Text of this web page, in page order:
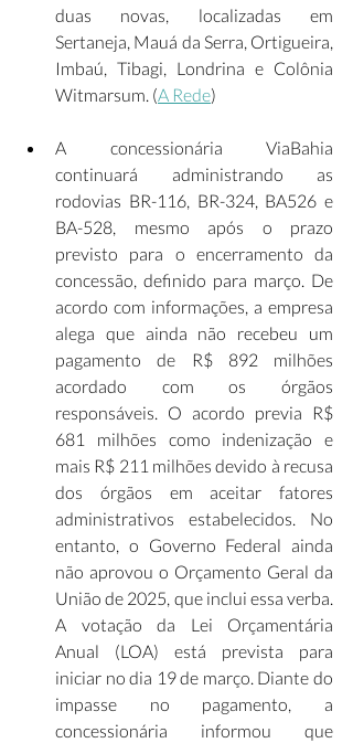
duas novas, localizadas em
Sertaneja, Mauá da Serra, Ortigueira,
Imbaú, Tibagi, Londrina e Colônia
Witmarsum. (A Rede)
A concessionária ViaBahia
continuará administrando as
rodovias BR-116, BR-324, BA526 e
BA-528, mesmo após o prazo
previsto para o encerramento da
concessão, definido para março. De
acordo com informações, a empresa
alega que ainda não recebeu um
pagamento de R$ 892 milhões
acordado com os órgãos
responsáveis. O acordo previa R$
681 milhões como indenização e
mais R$ 211 milhões devido à recusa
dos órgãos em aceitar fatores
administrativos estabelecidos. No
entanto, o Governo Federal ainda
não aprovou o Orçamento Geral da
União de 2025, que inclui essa verba.
A votação da Lei Orçamentária
Anual (LOA) está prevista para
iniciar no dia 19 de março. Diante do
impasse no pagamento, a
concessionária informou que